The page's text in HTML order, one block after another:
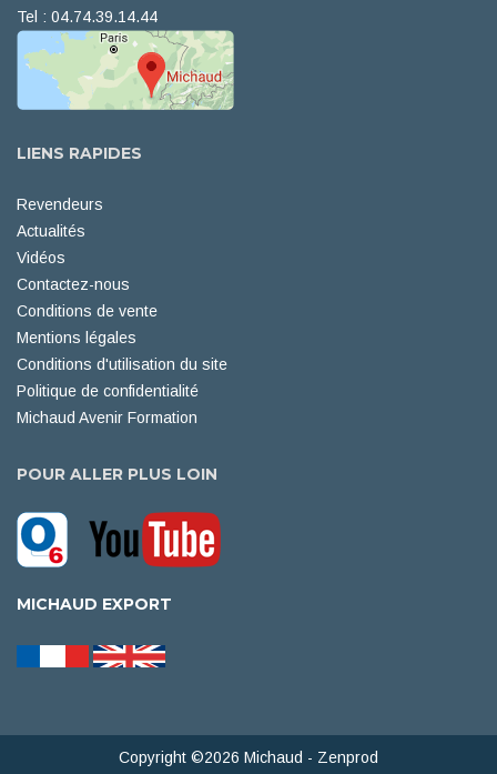
Tel : 04.74.39.14.44
LIENS RAPIDES
Revendeurs
Actualités
Vidéos
Contactez-nous
Conditions de vente
Mentions légales
Conditions d'utilisation du site
Politique de confidentialité
Michaud Avenir Formation
POUR ALLER PLUS LOIN
MICHAUD EXPORT
Copyright ©2026 Michaud - Zenprod